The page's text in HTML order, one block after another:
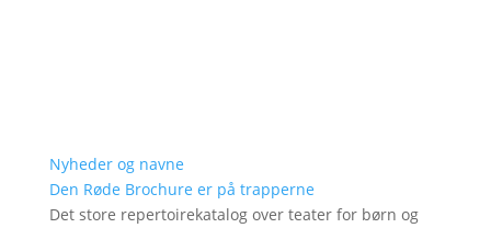
Nyheder og navne
Den Røde Brochure er på trapperne
Det store repertoirekatalog over teater for børn og